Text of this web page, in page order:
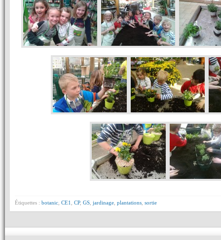
Étiquettes : botanic CE1 CP, GS jardinage plantations sortie